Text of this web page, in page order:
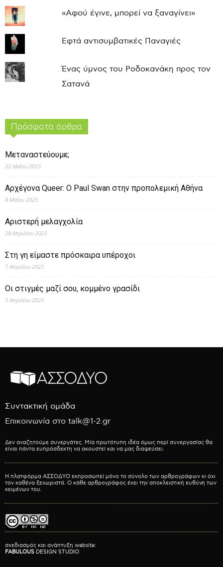
«Αφού έγινε, μπορεί να ξαναγίνει»
Εφτά αντισυμβατικές Παναγιές
Ένας ύμνος του Ροδοκανάκη προς τον
Σατανά
Πρόσφατα άρθρα
Μεταναστεύουμε;
22 Μαΐου 2023
Αρχέγονα Queer: O Paul Swan στην προπολεμική Αθήνα
8 Μαΐου 2023
Αριστερή μελαγχολία
28 Απριλίου 2023
Στη γη είμαστε πρόσκαιρα υπέροχοι
7 Απριλίου 2023
Οι στιγμές μαζί σου, κομμένο γρασίδι
3 Απριλίου 2023
Συντακτική ομάδα
Επικοινωνία στο talk@1-2.gr
Δεν αναζητούμε συνεργάτες. Μία πρωτότυπη ιδέα όμως περί συνεργασίας θα
είναι πάντα ευπρόσδεκτη να ακουστεί και να μας διαψεύσει.
Η πλατφόρμα ΑΣΣΟΔΥΟ εκπροσωπεί μόνο το σύνολο των αρθρογράφων κι όχι
τον καθένα ξεχωριστά. Ο κάθε αρθρογράφος έχει την αποκλειστική ευθύνη των
κειμένων του.
σχεδιασμός και ανάπτυξη website:
FABULOUS DESIGN STUDIO